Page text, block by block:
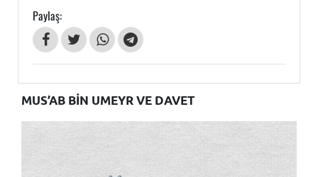
Paylaş:
MUS’AB BİN UMEYR VE DAVET